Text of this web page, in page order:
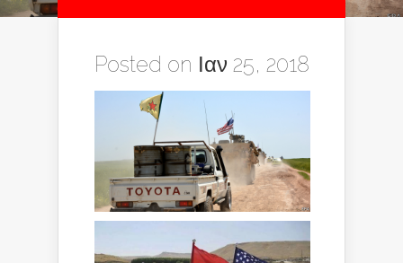
Posted on Ιαν 25, 2018